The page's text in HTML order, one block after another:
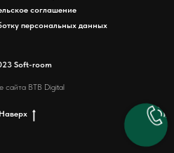
соглашение
персональных данных
Soft-room
сайта BTB Digital
Наверх